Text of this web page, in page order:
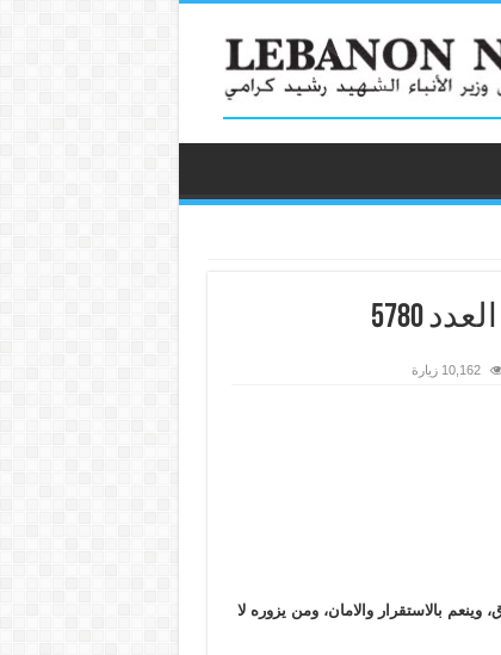
10,162 زيارة
بالاستقرار والامان، ومن يزوره لا